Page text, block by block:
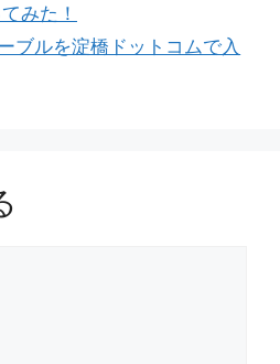
みた！
ブルを淀橋ドットコムで入